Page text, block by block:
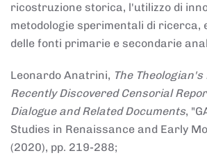
ricostruzione storica, l'utilizzo di
metodologie sperimentali di ricerca,
delle fonti primarie e secondarie
Leonardo Anatrini, The Theologian's
Recently Discovered Censorial
Dialogue and Related Documents,
Studies in Renaissance and Early
(2020), pp. 219-288;